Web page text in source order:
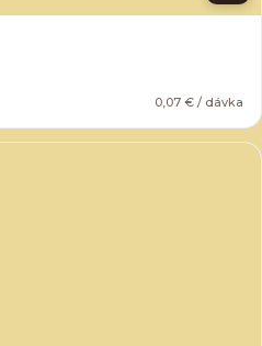
0,07 € / dávka